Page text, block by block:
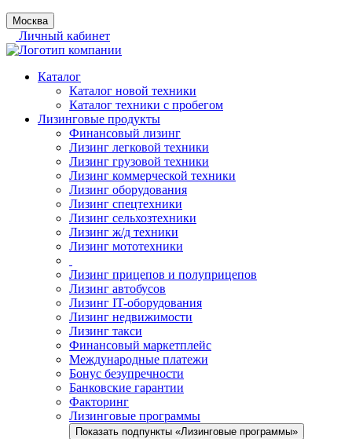
Москва
Личный кабинет
Каталог
Каталог новой техники
Каталог техники с пробегом
Лизинговые продукты
Финансовый лизинг
Лизинг легковой техники
Лизинг грузовой техники
Лизинг коммерческой техники
Лизинг оборудования
Лизинг спецтехники
Лизинг сельхозтехники
Лизинг ж/д техники
Лизинг мототехники
Лизинг прицепов и полуприцепов
Лизинг автобусов
Лизинг IT-оборудования
Лизинг недвижимости
Лизинг такси
Финансовый маркетплейс
Международные платежи
Бонус безупречности
Банковские гарантии
Факторинг
Лизинговые программы
Показать подпункты «Лизинговые программы»